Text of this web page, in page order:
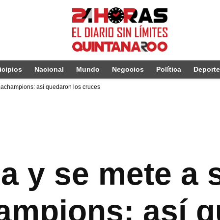
Nacional Mundo Negocios Política
así quedaron los cruces
y se mete a
así